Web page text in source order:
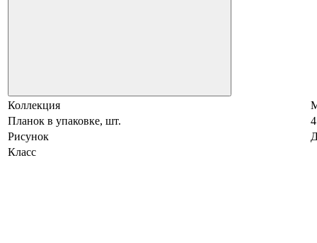
Коллекция
Планок в упаковке, шт.
Рисунок
Класс